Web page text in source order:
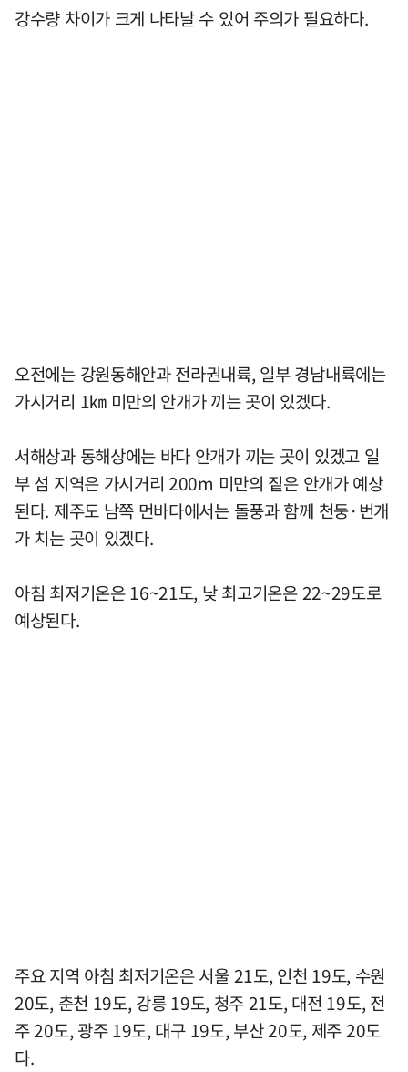
강수량 차이가 크게 나타날 수 있어 주의가 필요하다.
오전에는 강원동해안과 전라권내륙, 일부 경남내륙에는
가시거리 1㎞ 미만의 안개가 끼는 곳이 있겠다.
서해상과 동해상에는 바다 안개가 끼는 곳이 있겠고 일
부 섬 지역은 가시거리 200m 미만의 짙은 안개가 예상
된다. 제주도 남쪽 먼바다에서는 돌풍과 함께 천둥·번개
가 치는 곳이 있겠다.
아침 최저기온은 16~21도, 낮 최고기온은 22~29도로
예상된다.
주요 지역 아침 최저기온은 서울 21도, 인천 19도, 수원
20도, 춘천 19도, 강릉 19도, 청주 21도, 대전 19도, 전
주 20도, 광주 19도, 대구 19도, 부산 20도, 제주 20도
다.